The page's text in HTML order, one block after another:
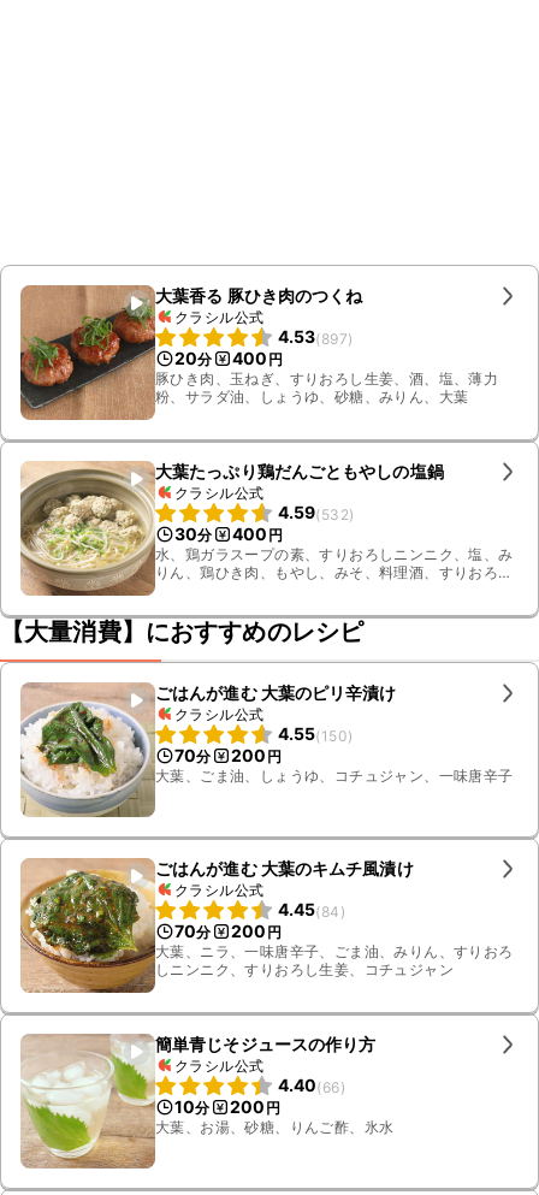
大葉香る 豚ひき肉のつくね
クラシル公式
4.53(897)
20分 400 円
豚ひき肉、玉ねぎ、すりおろし生姜、酒、塩、薄力
粉、サラダ油、しょうゆ、砂糖、みりん、大葉
大葉たっぷり鶏だんごともやしの塩鍋
クラシル公式
4.59(532)
30分 400 円
水、鶏ガラスープの素、すりおろしニンニク、塩、み
りん、鶏ひき肉、もやし、みそ、料理酒、すりおろし
【大量消費】におすすめのレシピ
ごはんが進む 大葉のピリ辛漬け
クラシル公式
4.55(150)
70分 200 円
大葉、ごま油、しょうゆ、コチュジャン、一味唐辛子
ごはんが進む 大葉のキムチ風漬け
クラシル公式
4.45(84 )
70分 200 円
大葉、ニラ、一味唐辛子、ごま油、みりん、すりおろ
しニンニク、すりおろし生姜、コチュジャン
簡単青じそジュースの作り方
クラシル公式
4.40(66)
10分 200 円
大葉、お湯、砂糖、りんご酢、氷水